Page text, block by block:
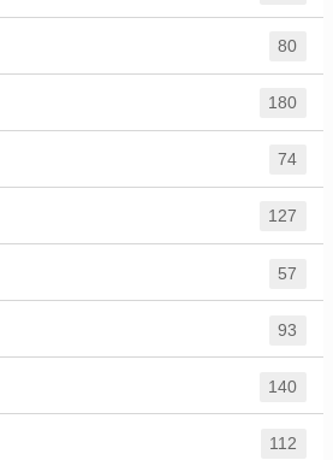
80
180
74
127
57
93
140
112